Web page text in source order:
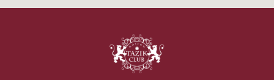
Отдельное здание клуба расположено
у пересечения Кутузовского проспекта
и ТТК, недалеко от Москва-Сити, в минутах
ходьбы от Триумфальной арки.